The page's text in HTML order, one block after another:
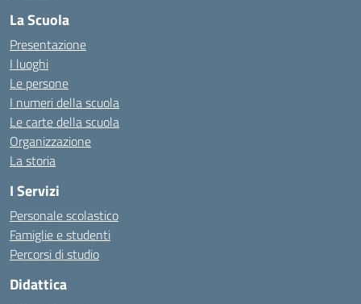
La Scuola
Presentazione
I luoghi
Le persone
I numeri della scuola
Le carte della scuola
Organizzazione
La storia
I Servizi
Personale scolastico
Famiglie e studenti
Percorsi di studio
Didattica